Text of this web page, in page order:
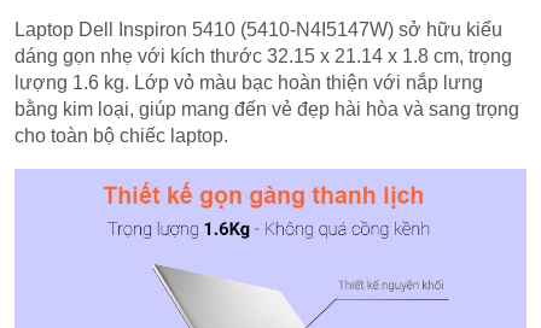
Laptop Dell Inspiron 5410 (5410-N4I5147W) sở hữu kiểu
dáng gọn nhẹ với kích thước 32.15 x 21.14 x 1.8 cm, trọng
lượng 1.6 kg. Lớp vỏ màu bạc hoàn thiện với nắp lưng
bằng kim loại, giúp mang đến vẻ đẹp hài hòa và sang trọng
cho toàn bộ chiếc laptop.